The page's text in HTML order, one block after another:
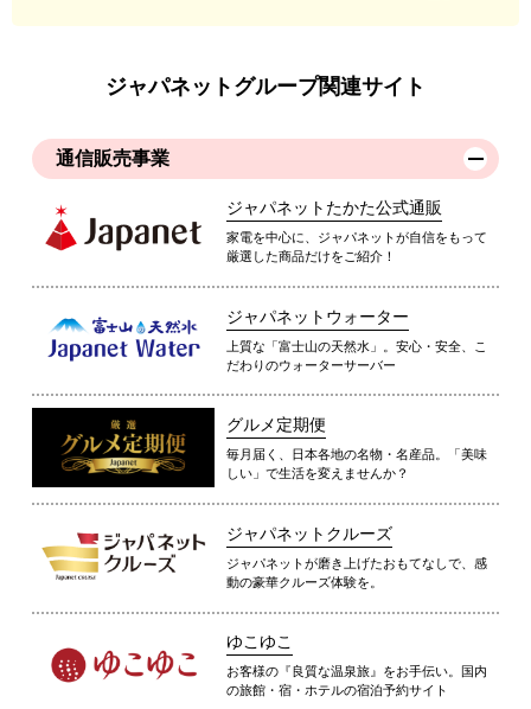
ジャパネットグループ関連サイト
通信販売事業
ジャパネットたかた公式通販
家電を中心に、ジャパネットが自信をもって
厳選した商品だけをご紹介！
ジャパネットウォーター
上質な「富士山の天然水」。安心・安全、こ
だわりのウォーターサーバー
グルメ定期便
毎月届く、日本各地の名物・名産品。「美味
しい」で生活を変えませんか？
ジャパネットクルーズ
ジャパネットが磨き上げたおもてなしで、感
動の豪華クルーズ体験を。
ゆこゆこ
お客様の『良質な温泉旅』をお手伝い。国内
の旅館・宿・ホテルの宿泊予約サイト